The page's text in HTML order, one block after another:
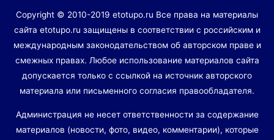
Copyright © 2010-2019 etotupo.ru Все права на материалы
сайта etotupo.ru защищены в соответствии с российским и
международным законодательством об авторском праве и
смежных правах. Любое использование материалов сайта
допускается только с ссылкой на источник авторского
материала или письменного согласия правообладателя.
Администрация не несет ответственности за содержание
материалов (новости, фото, видео, комментарии), которые